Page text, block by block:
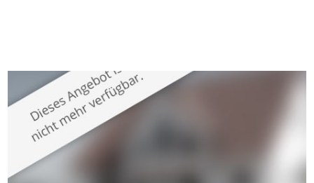
großzügige Räume und eine hochwertige Ausstattung, die
modernen Wohnkomfort mit einem stilvollen Ambiente
verbindet. Der […]